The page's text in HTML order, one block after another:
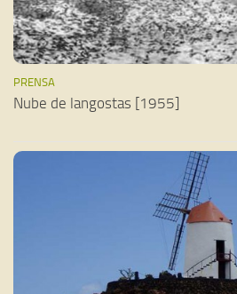
PRENSA
Nube de langostas [1955]